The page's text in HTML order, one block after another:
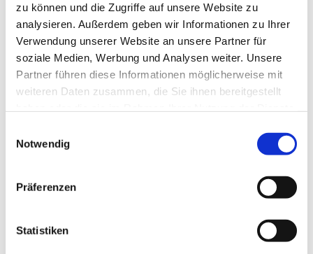
zu können und die Zugriffe auf unsere Website zu
analysieren. Außerdem geben wir Informationen zu Ihrer
Verwendung unserer Website an unsere Partner für
soziale Medien, Werbung und Analysen weiter. Unsere
Partner führen diese Informationen möglicherweise mit
weiteren Daten zusammen, die Sie ihnen bereitgestellt
Notwendig
Präferenzen
Statistiken